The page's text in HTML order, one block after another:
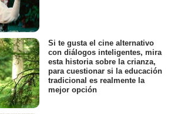
Si te gusta el cine alternativo
con diálogos inteligentes, mira
esta historia sobre la crianza,
para cuestionar si la educación
tradicional es realmente la
mejor opción